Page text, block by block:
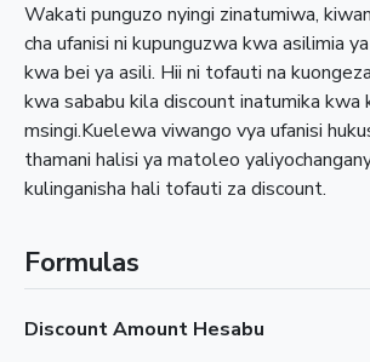
Wakati punguzo nyingi zinatumiwa,
cha ufanisi ni kupunguzwa kwa asilimia
kwa bei ya asili. Hii ni tofauti na
kwa sababu kila discount inatumika kwa
msingi.Kuelewa viwango vya ufanisi
thamani halisi ya matoleo
kulinganisha hali tofauti za discount.
Formulas
Discount Amount Hesabu